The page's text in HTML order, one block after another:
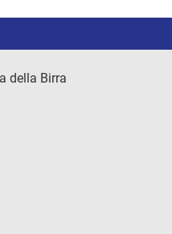
della Birra